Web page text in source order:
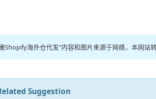
Shopify海外仓代发"内容和图片来源于网络，本网站
Suggestion